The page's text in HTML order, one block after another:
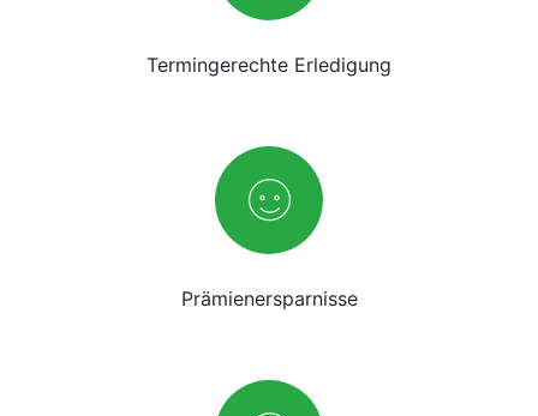
Termingerechte Erledigung
Prämienersparnisse